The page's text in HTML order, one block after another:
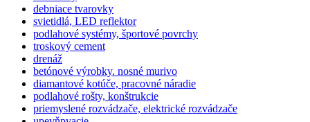
debniace tvarovky
svietidlá, LED reflektor
podlahové systémy, športové povrchy
troskový cement
drenáž
betónové výrobky. nosné murivo
diamantové kotúče, pracovné náradie
podlahové rošty, konštrukcie
priemyslené rozvádzače, elektrické rozvádzače